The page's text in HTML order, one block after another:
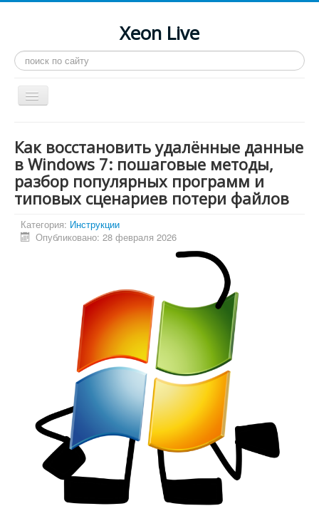
Xeon Live
Искать...
Toggle
Navigation
LGA 2011-3
LGA 2011
Процессоры
Инструкции
Системные программы
Как восстановить удалённые данные
в Windows 7: пошаговые методы,
разбор популярных программ и
типовых сценариев потери файлов
Категория: Инструкции
Опубликовано: 28 февраля 2026